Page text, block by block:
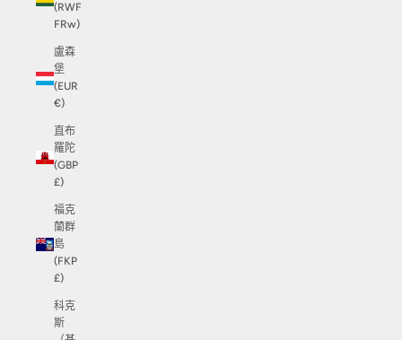
(RWF
FRw)
盧森
堡
(EUR
€)
直布
羅陀
(GBP
£)
福克
蘭群
島
(FKP
£)
科克
斯